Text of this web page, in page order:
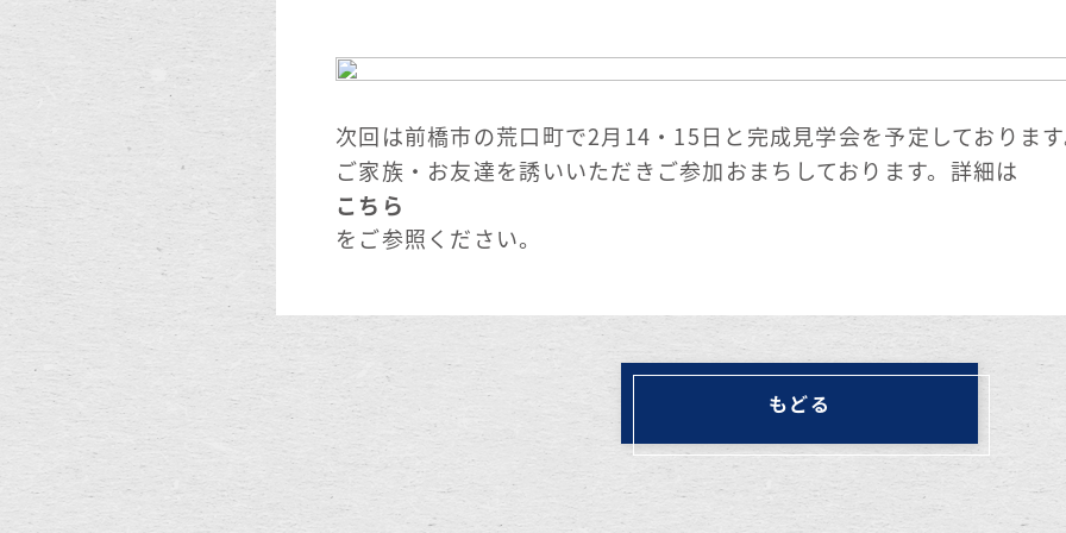
次回は前橋市の荒口町で2月14・15日と完成見学会を予定しておりま
ご家族・お友達を誘いいただきご参加おまちしております。詳細は
こちら
をご参照ください。
もどる